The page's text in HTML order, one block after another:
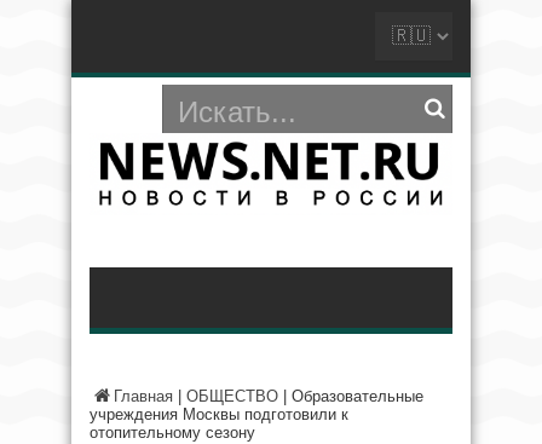
Главная ОБЩЕСТВО
Образовательные
учреждения Москвы подготовили к
отопительному сезону